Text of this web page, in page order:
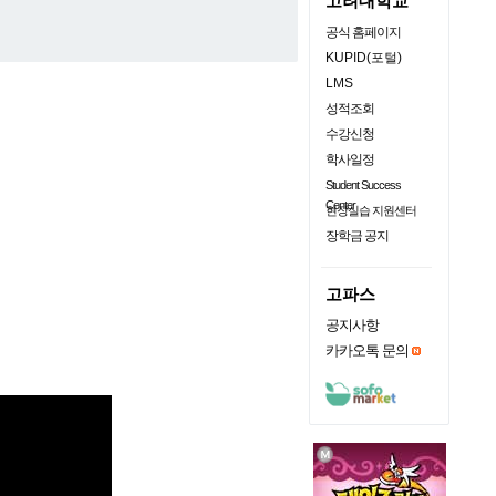
공식 홈페이지
KUPID(포털)
LMS
성적조회
수강신청
학사일정
Student Success
Center
현장실습 지원센터
장학금 공지
고파스
공지사항
카카오톡 문의